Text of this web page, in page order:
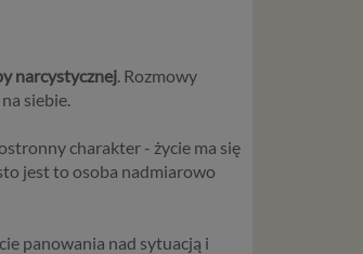
narcystycznej. Rozmowy
siebie.
charakter - życie ma się
jest to osoba nadmiarowo
panowania nad sytuacją i